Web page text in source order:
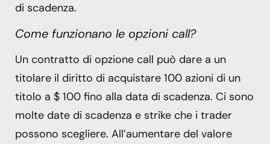
di scadenza.
Come funzionano le opzioni call?
Un contratto di opzione call può dare a un
titolare il diritto di acquistare 100 azioni di un
titolo a $ 100 fino alla data di scadenza. Ci sono
molte date di scadenza e strike che i trader
possono scegliere. All’aumentare del valore